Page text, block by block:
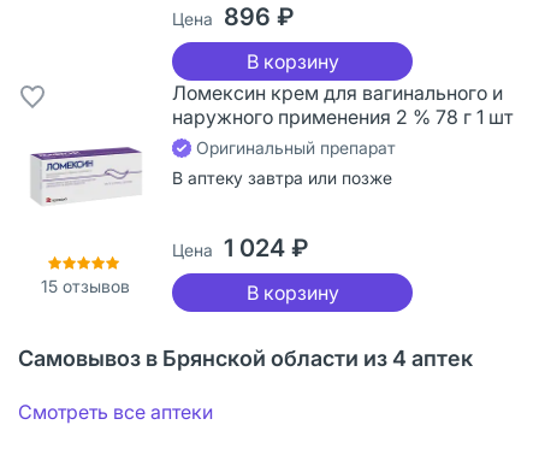
Цена 896 ₽
В корзину
15 отзывов
Ломексин крем для вагинального и
наружного применения 2 % 78 г 1 шт
Оригинальный препарат
В аптеку завтра или позже
Цена 1 024 ₽
В корзину
Самовывоз в Брянской области из 4 аптек
Смотреть все аптеки